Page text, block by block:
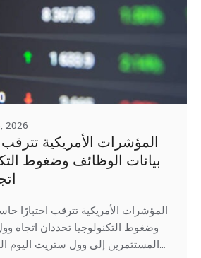
2026
المؤشرات الأمريكية تترقب
بيانات الوظائف وضغوط
المؤشرات الأمريكية تترقب اختبارًا
وضغوط التكنولوجيا تحددان اتجاه
المستثمرين إلى وول ستريت اليوم